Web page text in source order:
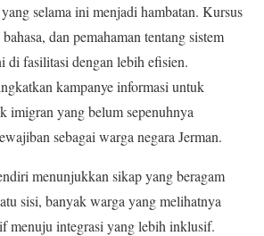
selama ini menjadi hambatan. Kursus
dan pemahaman tentang sistem
di fasilitasi dengan lebih efisien.
kampanye informasi untuk
imigran yang belum sepenuhnya
sebagai warga negara Jerman.
menunjukkan sikap yang beragam
sisi, banyak warga yang melihatnya
menuju integrasi yang lebih inklusif.